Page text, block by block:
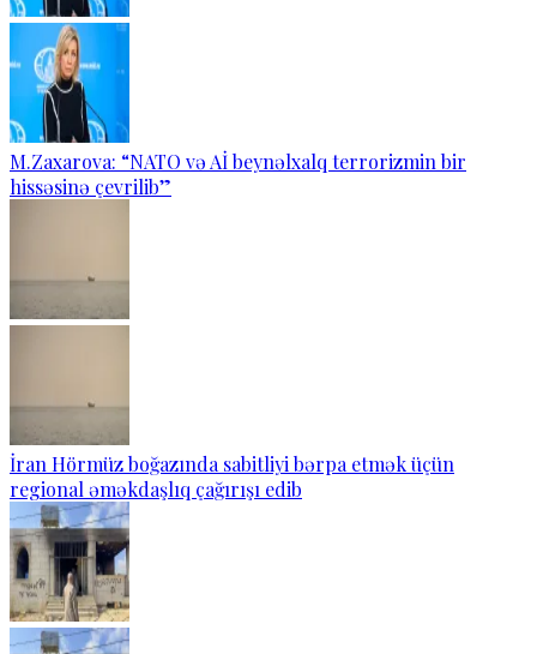
M.Zaxarova: “NATO və Aİ beynəlxalq terrorizmin bir
hissəsinə çevrilib”
İran Hörmüz boğazında sabitliyi bərpa etmək üçün
regional əməkdaşlıq çağırışı edib